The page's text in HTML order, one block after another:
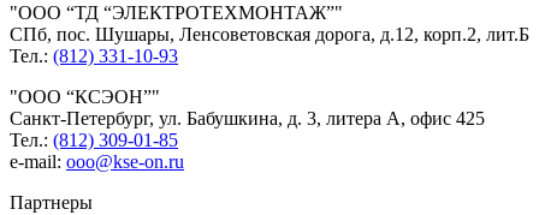
ООО “ТД “ЭЛЕКТРОТЕХМОНТАЖ”
СПб, пос. Шушары, Ленсоветовская дорога, д.12, корп.2, лит.Б
Тел.: (812) 331-10-93
ООО “КСЭОН”
Санкт-Петербург, ул. Бабушкина, д. 3, литера А, офис 425
Тел.: (812) 309-01-85
e-mail: ooo@kse-on.ru
Партнеры